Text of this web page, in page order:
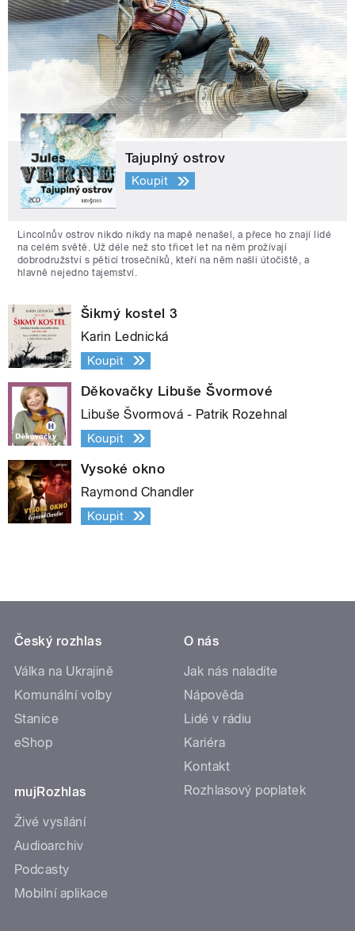
Tajuplný ostrov
Koupit
Lincolnův ostrov nikdo nikdy na mapě nenašel, a přece ho znají lidé
na celém světě. Už déle než sto třicet let na něm prožívají
dobrodružství s pěticí trosečníků, kteří na něm našli útočiště, a
hlavně nejedno tajemství.
Šikmý kostel 3
Karin Lednická
Koupit
Děkovačky Libuše Švormové
Libuše Švormová - Patrik Rozehnal
Koupit
Vysoké okno
Raymond Chandler
Koupit
Český rozhlas
Válka na Ukrajině
Komunální volby
Stanice
eShop
mujRozhlas
Živé vysílání
Audioarchiv
Podcasty
Mobilní aplikace
O nás
Jak nás naladíte
Nápověda
Lidé v rádiu
Kariéra
Kontakt
Rozhlasový poplatek